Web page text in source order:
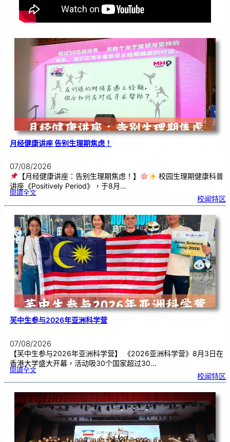
月经健康讲座 告别生理期焦虑！
07/08/2026
【月经健康讲座：告别生理期焦虑！】
校园生理期健康科普
讲座《Positively Period》，于8月…
閱讀全文:月
康
座
告
别
生
理
期
焦
虑
！
校闻特区
芙中生参与2026年亚洲科学营
07/08/2026
【芙中生参与2026年亚洲科学营】 《2026亚洲科学营》8月3日在
香港大学盛大开幕，活动吸30个国家超过30…
閱讀全文:芙
参
2
0
2
6
年
亚
洲科
校闻特区